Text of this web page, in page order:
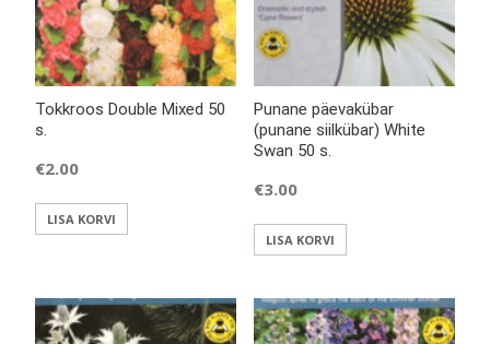
Tokkroos Double Mixed 50
s.
€2.00
LISA KORVI
Punane päevakübar
(punane siilkübar) White
Swan 50 s.
€3.00
LISA KORVI